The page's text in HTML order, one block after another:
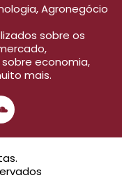
Agronegócio
sobre os
economia,
mais.